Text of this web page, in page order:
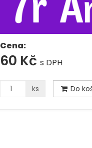
Cena:
60 Kč s DPH
ks Do